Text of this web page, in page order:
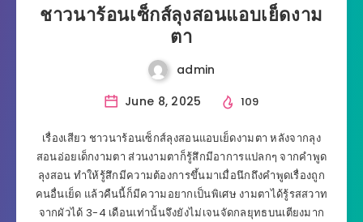
ชาวนาร้อนเซ็กส์ลุงสอนแอบเย็ดงาม
ตา
admin
June 8, 2025
109
เรื่องเสียว ชาวนาร้อนเซ็กส์ลุงสอนแอบเย็ดงามตา หลังจากลุง
สอนอ่อยเด็กงามตา ส่วนงามตาก็รู้สึกมีอาการแปลกๆ จากคำพูด
ลุงสอน ทำให้รู้สึกมีความต้องการขึ้นมาเมื่อนึกถึงคำพูดเรื่องถูก
คนอื่นเย็ด แล้วคืนนี้ก็มีความอยากเป็นพิเศษ งามตาได้รู้รสสวาท
จากผัวได้ 3-4 เดือนเท่านั้นจึงยังไม่เจนจัดกลยุทธบนเตียงมาก